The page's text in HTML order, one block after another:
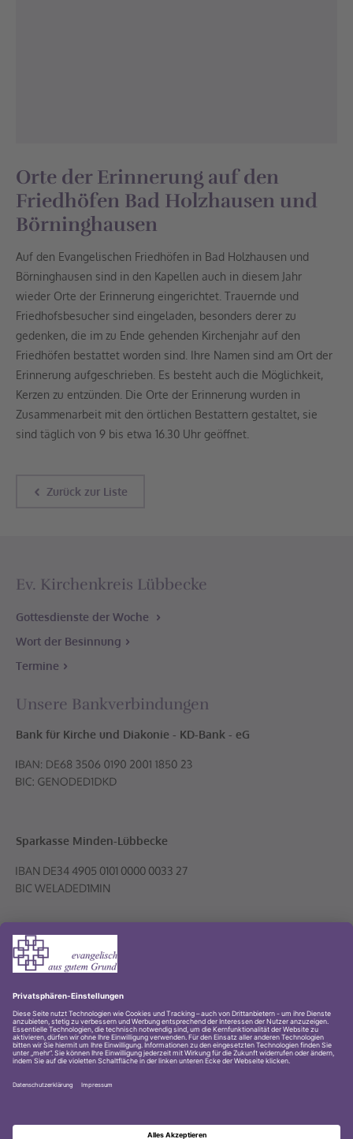
Orte der Erinnerung auf den
Friedhöfen Bad Holzhausen und
Börninghausen
Auf den Evangelischen Friedhöfen in Bad Holzhausen und
Börninghausen sind in den Kapellen auch in diesem Jahr
wieder Orte der Erinnerung eingerichtet. Trauernde und
Friedhofsbesucher sind eingeladen, besonders derer zu
gedenken, die im zu Ende gehenden Kirchenjahr auf den
Friedhöfen bestattet worden sind. Ihre Namen sind am Ort der
Erinnerung aufgeschrieben. Es besteht auch die Möglichkeit,
Kerzen zu entzünden. Die Orte der Erinnerung wurden in
Zusammenarbeit mit den örtlichen Bestattern gestaltet, sie
sind täglich von 9 bis etwa 16.30 Uhr geöffnet.
Zurück zur Liste
Ev. Kirchenkreis Lübbecke
Gottesdienste der Woche
Wort der Besinnung
Termine
Unsere Bankverbindungen
Bank für Kirche und Diakonie - KD-Bank - eG
Sparkasse Minden-Lübbecke
Volksbank PLUS eG
© 2001-2026 Evangelischer Kirchenkreis Lübbecke